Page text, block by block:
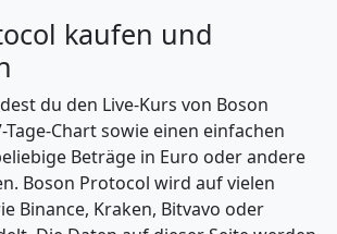
kaufen und
du den Live-Kurs von Boson
Chart sowie einen einfachen
Beträge in Euro oder andere
Boson Protocol wird auf vielen
Binance, Kraken, Bitvavo oder